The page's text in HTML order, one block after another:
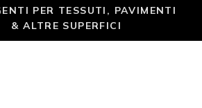
PER TESSUTI, PAVIMENTI
& ALTRE SUPERFICI